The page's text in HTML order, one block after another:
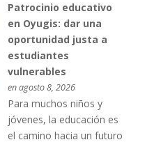
Patrocinio educativo
en Oyugis: dar una
oportunidad justa a
estudiantes
vulnerables
en agosto 8, 2026
Para muchos niños y
jóvenes, la educación es
el camino hacia un futuro